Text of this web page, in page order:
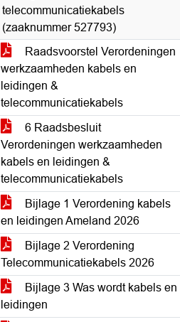
telecommunicatiekabels
(zaaknummer 527793)
Raadsvoorstel Verordeningen
werkzaamheden kabels en
leidingen &
telecommunicatiekabels
6 Raadsbesluit
Verordeningen werkzaamheden
kabels en leidingen &
telecommunicatiekabels
Bijlage 1 Verordening kabels
en leidingen Ameland 2026
Bijlage 2 Verordening
Telecommunicatiekabels 2026
Bijlage 3 Was wordt kabels en
leidingen